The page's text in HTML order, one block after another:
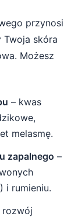
przynosi
skóra
Możesz
– kwas
melasmę.
zapalnego –
i rumieniu.
rozwój